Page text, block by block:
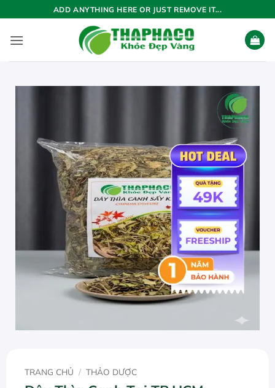
qua
nội
ADD ANYTHING HERE OR JUST REMOVE IT...
TRANG CHỦ / THẢO DƯỢC